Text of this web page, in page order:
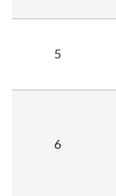
5
6